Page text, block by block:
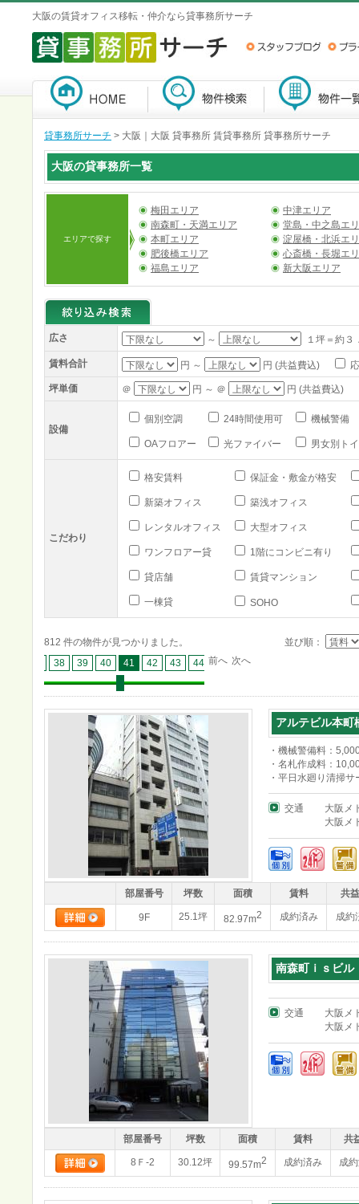
大阪の賃貸オフィス移転・仲介なら貸事務所サーチ
貸事務所サーチ > 大阪｜大阪 貸事務所 賃貸事務所 貸事務所サーチ
大阪の貸事務所一覧
エリアで探す
梅田エリア
中津エリア
南森町・天満エリア
堂島・中之島エ
本町エリア
淀屋橋・北浜エ
肥後橋エリア
心斎橋・長堀エ
福島エリア
新大阪エリア
広さ ～ １坪＝約３
賃料合計 円 ～ 円 (共益費込)
坪単価 ＠ 円 ～ ＠ 円 (共益費込)
設備
個別空調 24時間使用可 機械警備
OAフロアー 光ファイバー 男女別ト
こだわり
格安賃料 保証金・敷金が格安
新築オフィス 築浅オフィス
レンタルオフィス 大型オフィス
ワンフロアー貸 1階にコンビニ有り
貸店舗 賃貸マンション
一棟貸 SOHO
812 件の物件が見つかりました。
並び順：
38 39 40 41 42 43 44 45 46
前へ 次へ
アルテビル本町
・機械警備料：
・名札作成料：
・平日水廻り清掃サ
交通
大阪メ
大阪メ
部屋番号 坪数 面積 賃料 共
9F 25.1坪 82.97m2 成約済み 成約
南森町ｉｓビル
交通
大阪メ
大阪メ
部屋番号 坪数 面積 賃料 共
8Ｆ-2 30.12坪 99.57m2 成約済み 成